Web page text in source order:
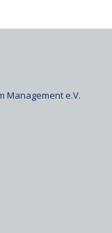
Management e.V.